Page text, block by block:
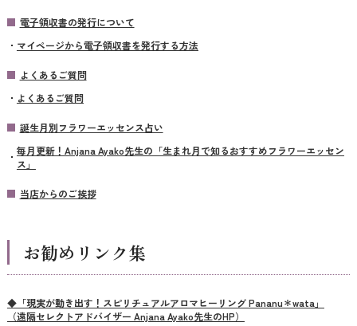
電子領収書の発行について
マイページから電子領収書を発行する方法
よくあるご質問
よくあるご質問
誕生月別フラワーエッセンス占い
毎月更新！Anjana Ayako先生の「生まれ月で知るおすすめフラワーエッセン
ス」
当店からのご挨拶
お勧めリンク集
◆「現実が動き出す！スピリチュアルアロマヒーリング Pananu＊wata」
（遠隔セレクトアドバイザー Anjana Ayako先生のHP）